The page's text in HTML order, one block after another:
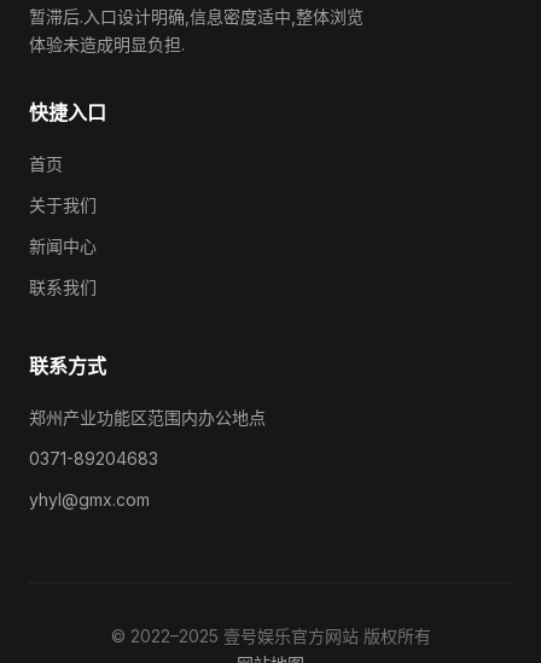
暂滞后.入口设计明确,信息密度适中,整体浏览
体验未造成明显负担.
快捷入口
首页
关于我们
新闻中心
联系我们
联系方式
郑州产业功能区范围内办公地点
0371-89204683
yhyl@gmx.com
© 2022–2025 壹号娱乐官方网站 版权所有